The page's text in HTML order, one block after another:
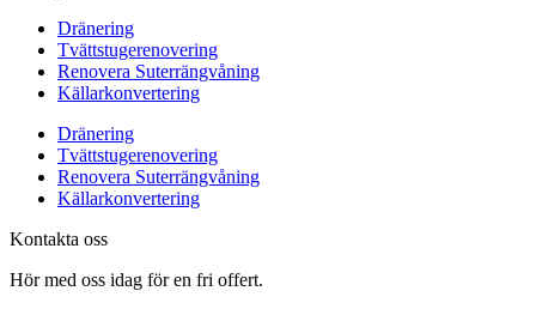
Dränering
Tvättstugerenovering
Renovera Suterrängvåning
Källarkonvertering
Dränering
Tvättstugerenovering
Renovera Suterrängvåning
Källarkonvertering
Kontakta oss
Hör med oss idag för en fri offert.